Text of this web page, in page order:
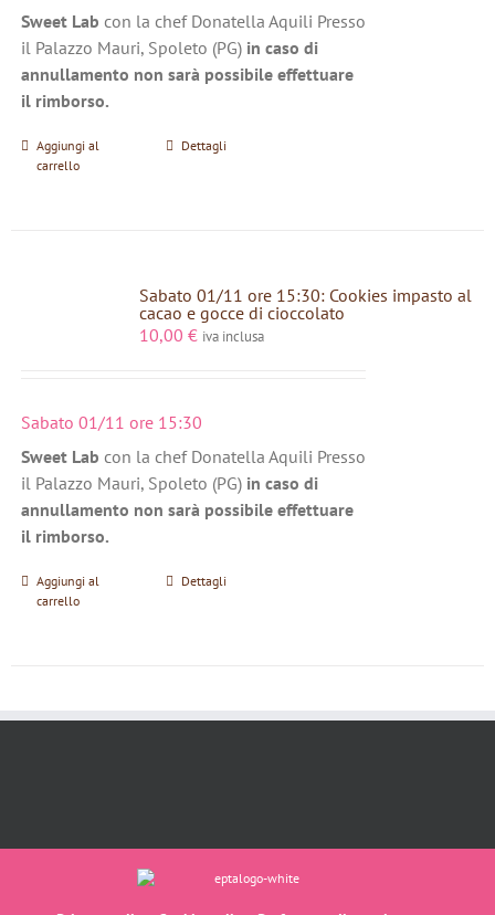
Sweet Lab con la chef Donatella Aquili Presso
il Palazzo Mauri, Spoleto (PG) in caso di
annullamento non sarà possibile effettuare
il rimborso.
Aggiungi al
carrello
Dettagli
Sabato 01/11 ore 15:30: Cookies impasto al
cacao e gocce di cioccolato
10,00 € iva inclusa
Sabato 01/11 ore 15:30
Sweet Lab con la chef Donatella Aquili Presso
il Palazzo Mauri, Spoleto (PG) in caso di
annullamento non sarà possibile effettuare
il rimborso.
Aggiungi al
carrello
Dettagli